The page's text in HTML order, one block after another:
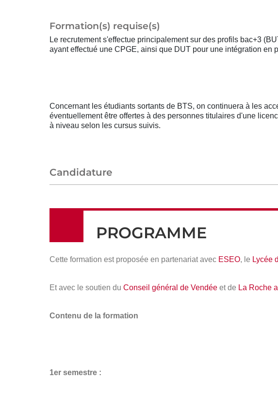
Formation(s) requise(s)
Le recrutement s'effectue principalement sur des profils bac+3
ayant effectué une CPGE, ainsi que DUT pour une intégration en
Concernant les étudiants sortants de BTS, on continuera à les
éventuellement être offertes à des personnes titulaires d'une
à niveau selon les cursus suivis.
Candidature
PROGRAMME
Cette formation est proposée en partenariat avec ESEO, le Lycée
Et avec le soutien du Conseil général de Vendée et de La Roche
Contenu de la formation
1er semestre :